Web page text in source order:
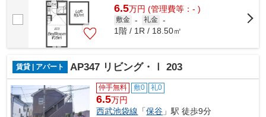
6.5万円 (管理費等：- )
敷金 - 礼金 -
1階 / 1R / 18.50㎡
賃貸 | アパート AP347 リビング・Ⅰ 203
仲手無料 敷0 礼0
6.5万円
西武池袋線 「保谷 」駅 徒歩9分